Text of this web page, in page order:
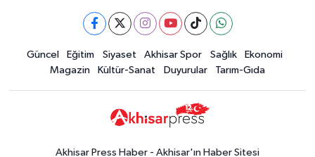
Güncel Eğitim Siyaset Akhisar Spor Sağlık
Ekonomi
Magazin
Kültür-Sanat Duyurular Tarım-Gıda
Akhisar Press Haber - Akhisar'ın Haber Sitesi